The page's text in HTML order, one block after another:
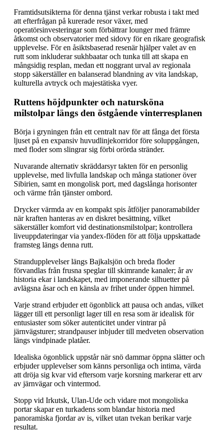
Framtidsutsikterna för denna tjänst verkar robusta i takt med
att efterfrågan på kurerade resor växer, med
operatörsinvesteringar som förbättrar lounger med främre
åtkomst och observatorier med sidovy för en rikare geografisk
upplevelse. För en åsiktsbaserad resenär hjälper valet av en
rutt som inkluderar sukhbaatar och tunka till att skapa en
mångsidig resplan, medan ett noggrant urval av regionala
stopp säkerställer en balanserad blandning av vita landskap,
kulturella avtryck och majestätiska vyer.
Ruttens höjdpunkter och natursköna
milstolpar längs den östgående vinterresplanen
Börja i gryningen från ett centralt nav för att fånga det första
ljuset på en expansiv huvudlinjekorridor före soluppgången,
med floder som slingrar sig förbi orörda stränder.
Nuvarande alternativ skräddarsyr takten för en personlig
upplevelse, med livfulla landskap och många stationer över
Sibirien, samt en mongolisk port, med dagslånga horisonter
och värme från tjänster ombord.
Drycker värmda av en kompakt spis åtföljer panoramabilder
när kraften hanteras av en diskret besättning, vilket
säkerställer komfort vid destinationsmilstolpar; kontrollera
liveuppdateringar via yandex-flöden för att följa uppskattade
framsteg längs denna rutt.
Strandupplevelser längs Bajkalsjön och breda floder
förvandlas från frusna speglar till skimrande kanaler; år av
historia ekar i landskapet, med imponerande silhuetter på
avlägsna åsar och en känsla av frihet under öppen himmel.
Varje strand erbjuder ett ögonblick att pausa och andas, vilket
lägger till ett personligt lager till en resa som är idealisk för
entusiaster som söker autenticitet under vintrar på
järnvägsturer; strandpauser inbjuder till medveten observation
längs vindpinade platåer.
Idealiska ögonblick uppstår när snö dammar öppna slätter och
erbjuder upplevelser som känns personliga och intima, värda
att dröja sig kvar vid eftersom varje korsning markerar ett arv
av järnvägar och vintermod.
Stopp vid Irkutsk, Ulan-Ude och vidare mot mongoliska
portar skapar en turkadens som blandar historia med
panoramiska fjordar av is, vilket utan tvekan berikar varje
resultat.